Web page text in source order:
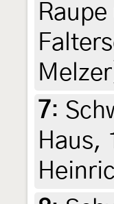
7:
Haus,